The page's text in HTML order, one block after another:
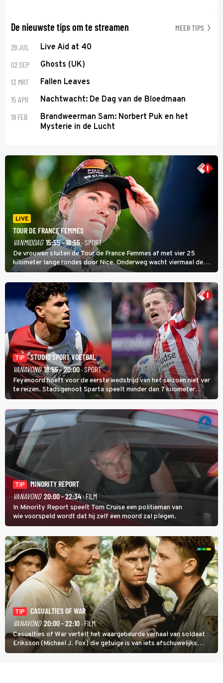
De nieuwste tips om te streamen MEER TIPS
29 JUL Live Aid at 40
02 SEP Ghosts (UK)
13 MRT Fallen Leaves
15 APR Nachtwacht: De Dag van de Bloedmaan
19 FEB
Brandweerman Sam: Norbert Puk en het
Mysterie in de Lucht
LIVE
TOUR DE FRANCE FEMMES
VANMIDDAG 15:55 - 18:55· SPORT
De vrouwen sluiten de Tour de France Femmes af met vier 25
kilometer lange rondes door Nice. Onderweg wacht viermaal de
zware Col d'Èze. Aan de finish op de Promenade des Anglais krijgt
de eindwinnaar de laatste gele trui.
TIP
STUDIO SPORT VOETBAL
VANAVOND 18:55 - 20:00· SPORT
Feyenoord hoeft voor de eerste wedstrijd van het seizoen niet ver
te reizen. Stadsgenoot Sparta speelt minder dan 7 kilometer
verderop. Feyenoord trok de Spaanse spits Nacho Ferri aan van
KVC Westerlo uit België.
TIP
MINORITY REPORT
VANAVOND 20:00 - 22:34· FILM
In Minority Report speelt Tom Cruise een politieman van
wie voorspeld wordt dat hij zelf een moord zal plegen.
TIP
CASUALTIES OF WAR
VANAVOND 20:00 - 22:10· FILM
Casualties of War vertelt het waargebeurde verhaal van soldaat
Eriksson (Michael J. Fox) die getuige is van iets afschuwelijks
tijdens de Vietnamoorlog. Hij besluit uit de school te klappen.